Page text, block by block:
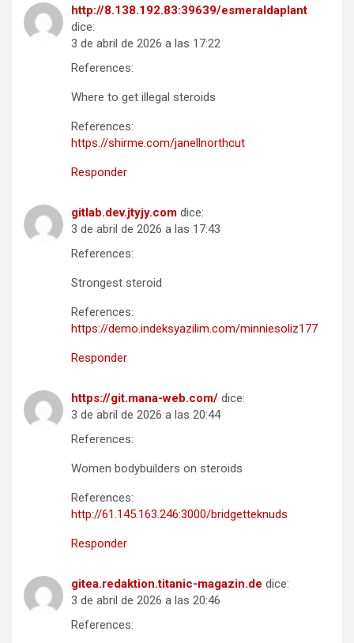
http://8.138.192.83:39639/esmeraldaplant
dice:
3 de abril de 2026 a las 17:22
References:
Where to get illegal steroids
References:
https://shirme.com/janellnorthcut
Responder
gitlab.dev.jtyjy.com dice:
3 de abril de 2026 a las 17:43
References:
Strongest steroid
References:
https://demo.indeksyazilim.com/minniesoliz177
Responder
https://git.mana-web.com/ dice:
3 de abril de 2026 a las 20:44
References:
Women bodybuilders on steroids
References:
http://61.145.163.246:3000/bridgetteknuds
Responder
gitea.redaktion.titanic-magazin.de dice:
3 de abril de 2026 a las 20:46
References: